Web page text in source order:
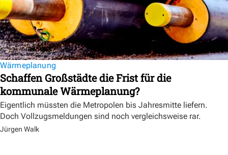
Wärmeplanung
Schaffen Großstädte die Frist für die
kommunale Wärmeplanung?
Eigentlich müssten die Metropolen bis Jahresmitte liefern.
Doch Vollzugsmeldungen sind noch vergleichsweise rar.
Jürgen Walk